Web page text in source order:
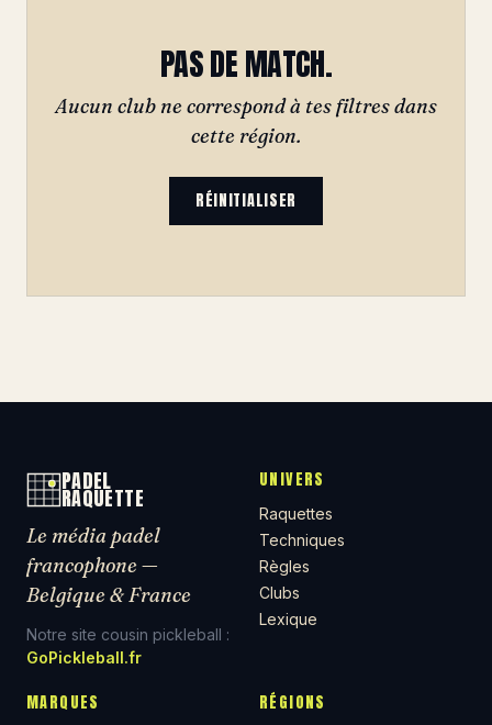
PAS DE MATCH.
Aucun club ne correspond à tes filtres dans
cette région.
RÉINITIALISER
PADEL
RAQUETTE
Le média padel
francophone —
Belgique & France
Notre site cousin pickleball :
GoPickleball.fr
UNIVERS
Raquettes
Techniques
Règles
Clubs
Lexique
MARQUES RÉGIONS